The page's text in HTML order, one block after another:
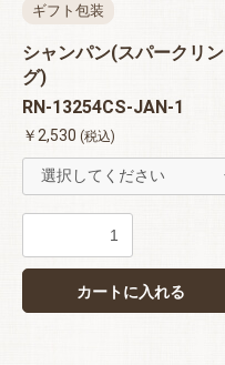
ギフト包装
シャンパン(スパークリン
グ)
RN-13254CS-JAN-1
￥2,530 (税込)
カートに入れる